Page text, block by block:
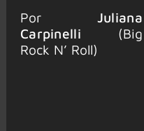
Por Juliana
Carpinelli (Big
Rock N’ Roll)